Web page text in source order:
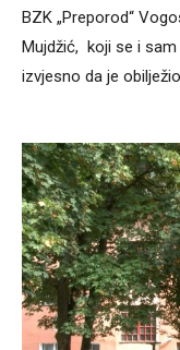
BZK „Preporod“
Mujdžić, koji se i
izvjesno da je